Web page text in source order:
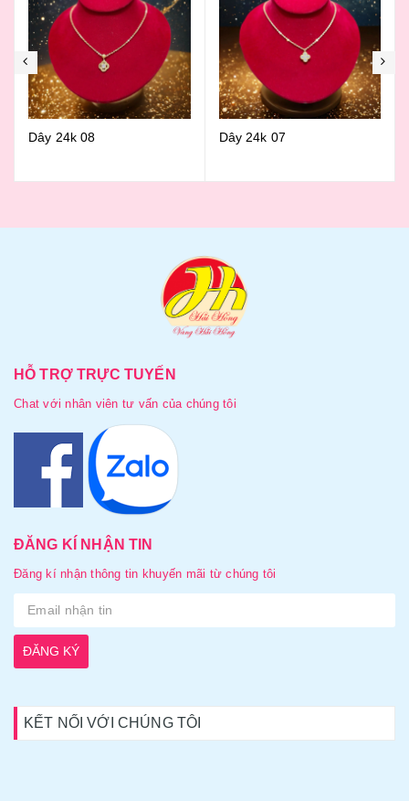
Dây 24k 07 Dây 24k 06
HỖ TRỢ TRỰC TUYẾN
Chat với nhân viên tư vấn của chúng tôi
ĐĂNG KÍ NHẬN TIN
Đăng kí nhận thông tin khuyến mãi từ chúng tôi
ĐĂNG KÝ
KẾT NỐI VỚI CHÚNG TÔI